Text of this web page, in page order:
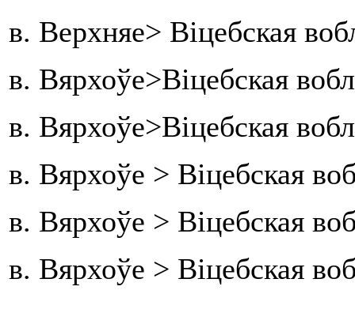
в. Верхняе> Віцебская
в. Вярхоўе>Віцебская
в. Вярхоўе>Віцебская
в. Вярхоўе > Віцебская
в. Вярхоўе > Віцебская
в. Вярхоўе > Віцебская